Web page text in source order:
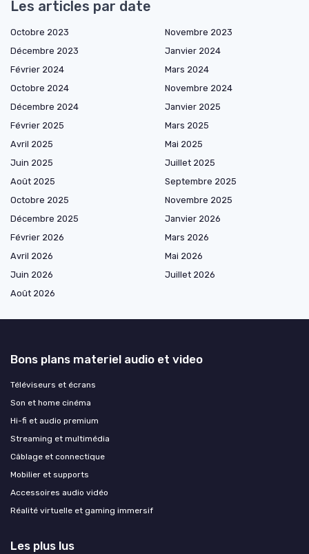
Les articles par date
Octobre 2023
Novembre 2023
Décembre 2023
Janvier 2024
Février 2024
Mars 2024
Octobre 2024
Novembre 2024
Décembre 2024
Janvier 2025
Février 2025
Mars 2025
Avril 2025
Mai 2025
Juin 2025
Juillet 2025
Août 2025
Septembre 2025
Octobre 2025
Novembre 2025
Décembre 2025
Janvier 2026
Février 2026
Mars 2026
Avril 2026
Mai 2026
Juin 2026
Juillet 2026
Août 2026
Bons plans materiel audio et video
Téléviseurs et écrans
Son et home cinéma
Hi-fi et audio premium
Streaming et multimédia
Câblage et connectique
Mobilier et supports
Accessoires audio vidéo
Réalité virtuelle et gaming immersif
Les plus lus